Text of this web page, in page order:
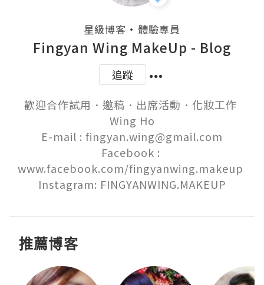
星級博客 ・ 體驗專員
Fingyan Wing MakeUp - Blog
追蹤
歡迎合作試用．邀稿．出席活動．化妝工作
Wing Ho
E-mail : fingyan.wing@gmail.com
Facebook :
www.facebook.com/fingyanwing.makeup
Instagram: FINGYANWING.MAKEUP
推薦博客